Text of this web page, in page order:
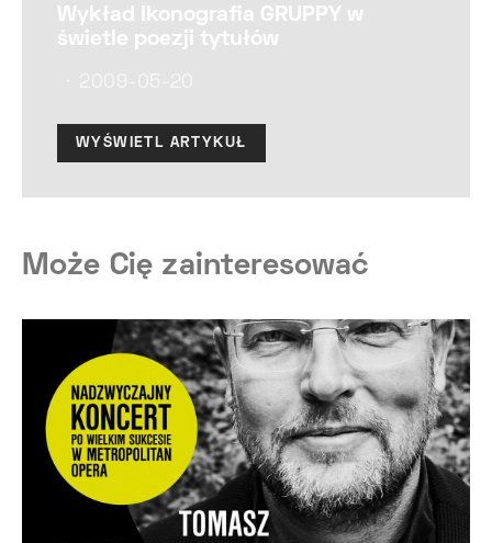
Wykład Ikonografia GRUPPY w
świetle poezji tytułów
WYŚWIETL ARTYKUŁ
Może Cię zainteresować